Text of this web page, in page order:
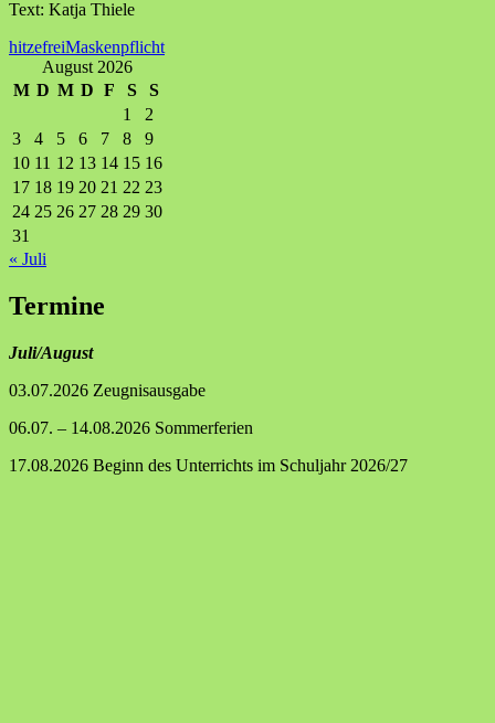
Text: Katja Thiele
hitzefreiMaskenpflicht
August 2026
M D M D F S
S
1
2
3
4 5 6 7 8
9
10 11 12 13 14 15 16
17 18 19 20 21 22 23
24 25 26 27 28 29 30
31
« Juli
Termine
Juli/August
03.07.2026 Zeugnisausgabe
06.07. – 14.08.2026 Sommerferien
17.08.2026 Beginn des Unterrichts im Schuljahr 2026/27